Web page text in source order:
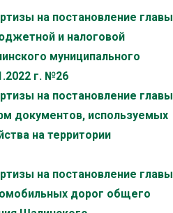
на постановление главы
и налоговой
муниципального
г. №26
на постановление главы
документов, используемых
на территории
на постановление главы
дорог общего